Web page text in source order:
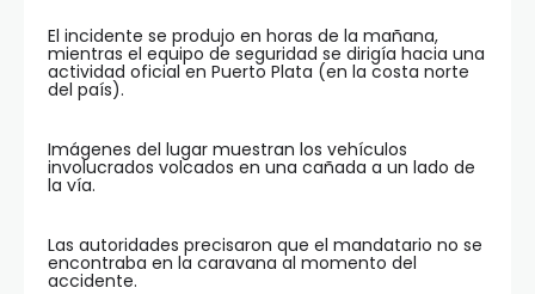
El incidente se produjo en horas de la mañana,
mientras el equipo de seguridad se dirigía hacia una
actividad oficial en Puerto Plata (en la costa norte
del país).
Imágenes del lugar muestran los vehículos
involucrados volcados en una cañada a un lado de
la vía.
Las autoridades precisaron que el mandatario no se
encontraba en la caravana al momento del
accidente.